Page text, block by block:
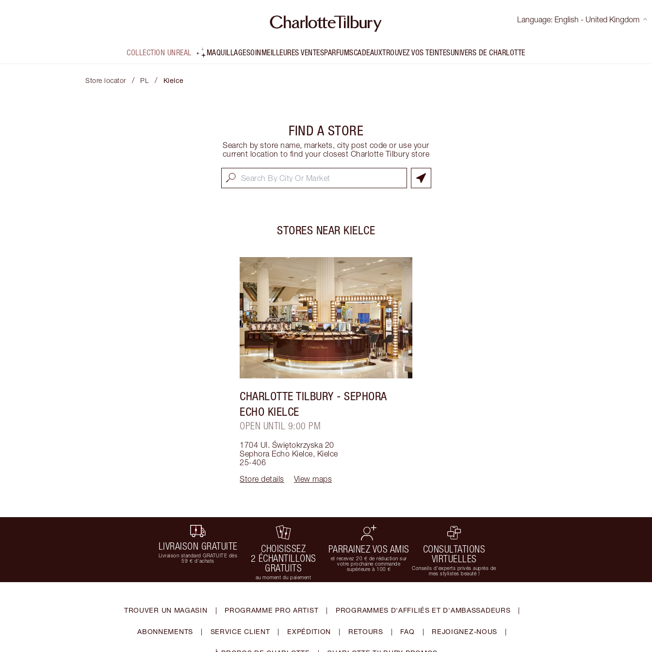
Language: English - United Kingdom
COLLECTION UNREAL MAQUILLAGESOINMEILLEURES VENTESPARFUMSCADEAUXTROUVEZ VOS TEINTESUNIVERS DE CHARLOTTE
Store locator / PL / Kielce
FIND A STORE
Search by store name, markets, city post code or use your
current location to find your closest Charlotte Tilbury store
STORES NEAR KIELCE
CHARLOTTE TILBURY - SEPHORA
ECHO KIELCE
OPEN UNTIL 9:00 PM
1704 Ul. Świętokrzyska 20
Sephora Echo Kielce, Kielce
25-406
Store details
View maps
LIVRAISON GRATUITE
Livraison standard GRATUITE dès
59 € d'achats
CHOISISSEZ
2 ÉCHANTILLONS
GRATUITS
au moment du paiement
PARRAINEZ VOS AMIS
et recevez 20 € de réduction sur
votre prochaine commande
supérieure à 100 €
CONSULTATIONS
VIRTUELLES
Conseils d'experts privés auprès de
mes stylistes beauté !
TROUVER UN MAGASIN | PROGRAMME PRO ARTIST | PROGRAMMES D'AFFILIÉS ET D'AMBASSADEURS |
ABONNEMENTS | SERVICE CLIENT | EXPÉDITION | RETOURS | FAQ | REJOIGNEZ-NOUS |